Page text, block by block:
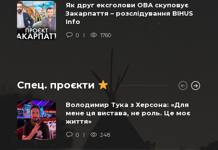
Як друг ексголови ОВА скуповує
Закарпаття – розслідування BIHUS
Info
0 1760
Спец. проєкти
Володимир Тука з Херсона: «Для
мене ця вистава, не роль. Це моє
життя»
0 248